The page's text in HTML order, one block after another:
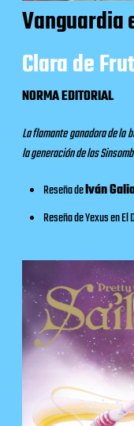
Vanguardia
Clara de
NORMA EDITORIAL
La flamante ganadora de la
la generación de las
Reseña deIván
Reseña de Yexus enEl